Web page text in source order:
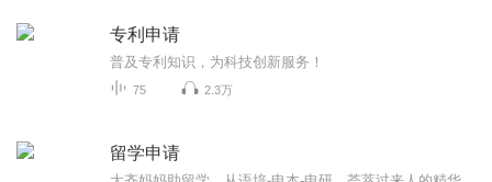
专利申请
普及专利知识，为科技创新服务！
75 2.3万
留学申请